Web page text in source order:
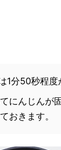
1分50秒程度
にんじんが
おきます。